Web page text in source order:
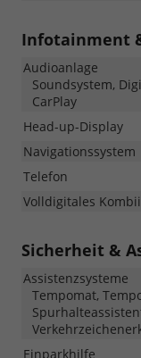
Infotainment
Audioanlage
Soundsystem,
CarPlay
Head-up-Display
Navigationssystem
Telefon
Volldigitales
Sicherheit &
Assistenzsysteme
Tempomat,
Einparkhilfe